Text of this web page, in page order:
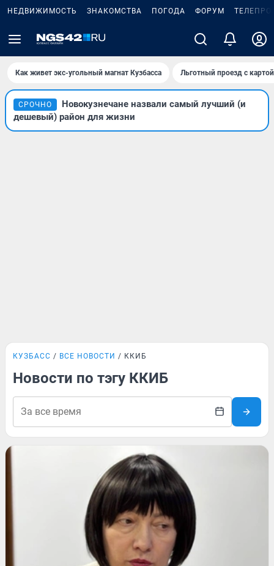
НЕДВИЖИМОСТЬ ЗНАКОМСТВА ПОГОДА ФОРУМ
Как живет экс-угольный магнат Кузбасса Льготный проезд с
СРОЧНО
Новокузнечане назвали самый лучший (и
дешевый) район для жизни
КУЗБАСС ВСЕ НОВОСТИ ККИБ
Новости по тэгу ККИБ